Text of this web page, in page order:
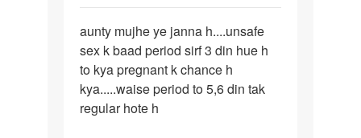
aunty
mujhe
ye
janna
h...
aunty mujhe ye janna h....unsafe
sex k baad period sirf 3 din hue h
to kya pregnant k chance h
kya.....waise period to 5,6 din tak
regular hote h